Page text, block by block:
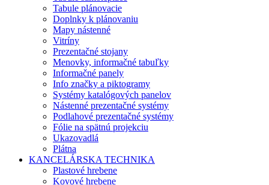
Tabule plánovacie
Doplnky k plánovaniu
Mapy nástenné
Vitríny
Prezentačné stojany
Menovky, informačné tabuľky
Informačné panely
Info značky a piktogramy
Systémy katalógových panelov
Nástenné prezentačné systémy
Podlahové prezentačné systémy
Fólie na spätnú projekciu
Ukazovadlá
Plátna
KANCELÁRSKA TECHNIKA
Plastové hrebene
Kovové hrebene